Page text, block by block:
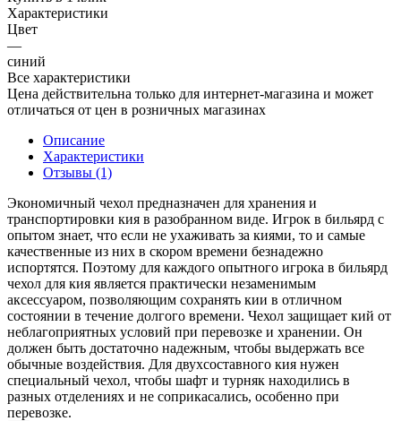
Характеристики
Цвет
—
синий
Все характеристики
Цена действительна только для интернет-магазина и может
отличаться от цен в розничных магазинах
Описание
Характеристики
Отзывы (1)
Экономичный чехол предназначен для хранения и
транспортировки кия в разобранном виде. Игрок в бильярд с
опытом знает, что если не ухаживать за киями, то и самые
качественные из них в скором времени безнадежно
испортятся. Поэтому для каждого опытного игрока в бильярд
чехол для кия является практически незаменимым
аксессуаром, позволяющим сохранять кии в отличном
состоянии в течение долгого времени. Чехол защищает кий от
неблагоприятных условий при перевозке и хранении. Он
должен быть достаточно надежным, чтобы выдержать все
обычные воздействия. Для двухсоставного кия нужен
специальный чехол, чтобы шафт и турняк находились в
разных отделениях и не соприкасались, особенно при
перевозке.